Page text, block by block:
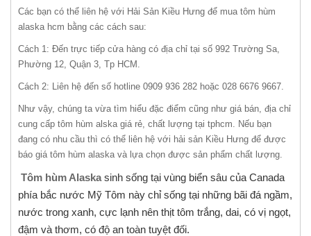
Các bạn có thể liên hệ với Hải Sản Kiều Hưng để mua tôm hùm
alaska hcm bằng các cách sau:
Cách 1: Đến trực tiếp cửa hàng có địa chỉ tại số 992 Trường Sa,
Phường 12, Quận 3, Tp HCM.
Cách 2: Liên hệ đến số hotline 0909 936 282 hoặc 028 6676 9667.
Như vậy, chúng ta vừa tìm hiểu đặc điểm cũng như giá bán, địa chỉ
cung cấp tôm hùm alska giá rẻ, chất lượng tại tphcm. Nếu bạn
đang có nhu cầu thì có thể liên hệ với hải sản Kiều Hưng để được
báo giá tôm hùm alaska và lựa chọn được sản phẩm chất lượng.
Tôm hùm Alaska sinh sống tại vùng biển sâu của Canada
phía bắc nước Mỹ Tôm này chỉ sống tại những bãi đá ngầm,
nước trong xanh, cực lạnh nên thịt tôm trắng, dai, có vị ngọt,
đậm và thơm, có độ an toàn tuyệt đối.